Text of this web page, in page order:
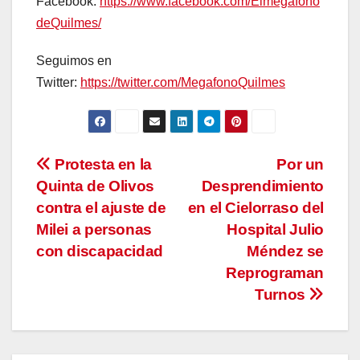
deQuilmes/
Seguimos en
Twitter: https://twitter.com/MegafonoQuilmes
Navegación
de
entradas
Por un
Desprendimiento
en el Cielorraso del
Hospital Julio
Méndez se
Reprograman
Turnos
Protesta en la
Quinta de Olivos
contra el ajuste de
Milei a personas
con discapacidad